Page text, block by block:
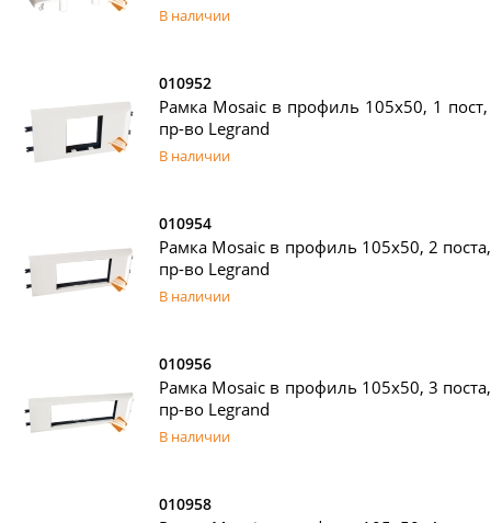
В наличии
010952
Рамка Mosaic в профиль 105x50, 1
пр-во Legrand
В наличии
010954
Рамка Mosaic в профиль 105x50, 2
пр-во Legrand
В наличии
010956
Рамка Mosaic в профиль 105x50, 3
пр-во Legrand
В наличии
010958